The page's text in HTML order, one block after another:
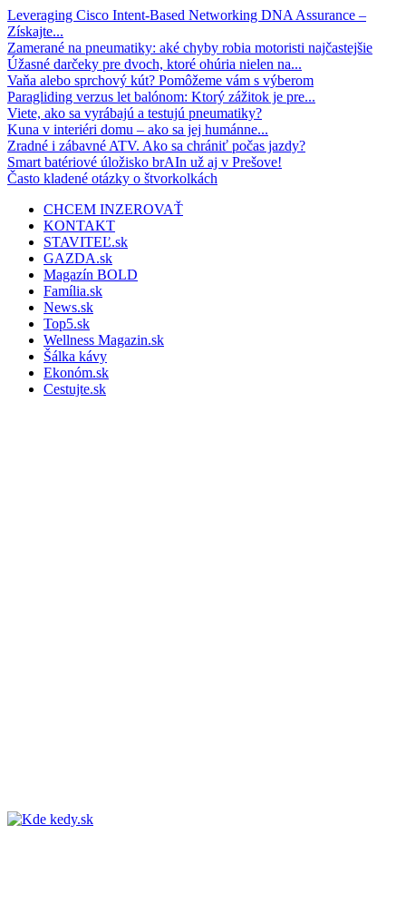
Leveraging Cisco Intent-Based Networking DNA Assurance –
Získajte...
Zamerané na pneumatiky: aké chyby robia motoristi najčastejšie
Úžasné darčeky pre dvoch, ktoré ohúria nielen na...
Vaňa alebo sprchový kút? Pomôžeme vám s výberom
Paragliding verzus let balónom: Ktorý zážitok je pre...
Viete, ako sa vyrábajú a testujú pneumatiky?
Kuna v interiéri domu – ako sa jej humánne...
Zradné i zábavné ATV. Ako sa chrániť počas jazdy?
Smart batériové úložisko brAIn už aj v Prešove!
Často kladené otázky o štvorkolkách
CHCEM INZEROVAŤ
KONTAKT
STAVITEĽ.sk
GAZDA.sk
Magazín BOLD
Família.sk
News.sk
Top5.sk
Wellness Magazin.sk
Šálka kávy
Ekonóm.sk
Cestujte.sk